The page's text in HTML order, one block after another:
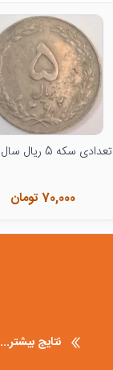
تعدادی سکه 5 ریال سال 1362
70,000 تومان
نتایج بیشتر...